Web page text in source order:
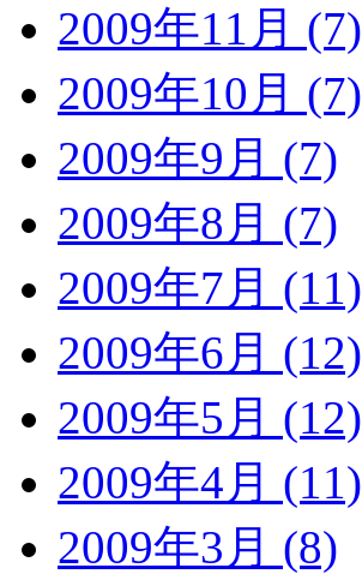
2009年11月 (7)
2009年10月 (7)
2009年9月 (7)
2009年8月 (7)
2009年7月 (11)
2009年6月 (12)
2009年5月 (12)
2009年4月 (11)
2009年3月 (8)